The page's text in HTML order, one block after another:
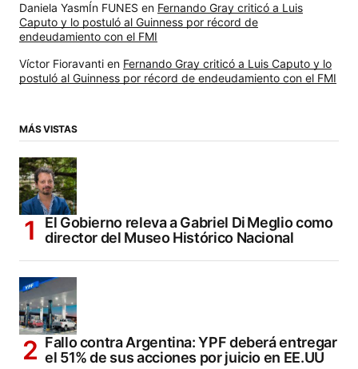
Daniela YasmÍn FUNES en Fernando Gray criticó a Luis
Caputo y lo postuló al Guinness por récord de
endeudamiento con el FMI
Víctor Fioravanti en Fernando Gray criticó a Luis Caputo y lo
postuló al Guinness por récord de endeudamiento con el FMI
MÁS VISTAS
El Gobierno releva a Gabriel Di Meglio como
director del Museo Histórico Nacional
Fallo contra Argentina: YPF deberá entregar
el 51% de sus acciones por juicio en EE.UU